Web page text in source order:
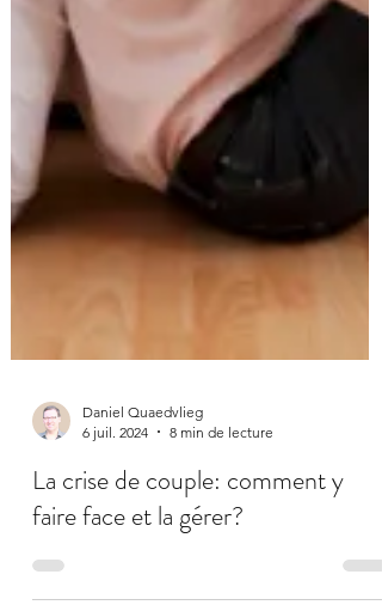
Daniel Quaedvlieg
6 juil. 2024
8 min de lecture
La crise de couple: comment y
faire face et la gérer?